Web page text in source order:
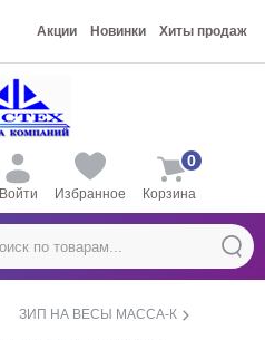
Акции Новинки Хиты продаж
Войти Избранное Корзина
0
ЗИП НА ВЕСЫ МАССА-К